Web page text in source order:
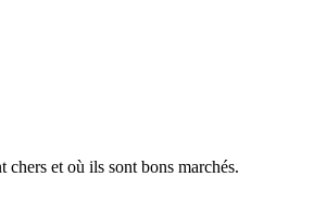
chers et où ils sont bons marchés.